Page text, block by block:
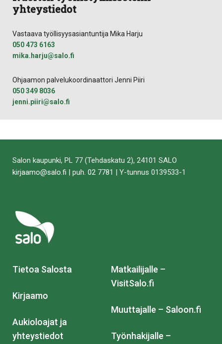
yhteystiedot
Vastaava työllisyysasiantuntija Mika Harju
050 473 6163
mika.harju@salo.fi
Ohjaamon palvelukoordinaattori Jenni Piiri
050 349 8036
jenni.piiri@salo.fi
Salon kaupunki, PL 77 (Tehdaskatu 2), 24101 SALO
kirjaamo@salo.fi | puh. 02 7781 | Y-tunnus 0139533-1
Tietoa Salosta
Kirjaamo
Aukioloajat ja
yhteystiedot
Matkailijalle –
VisitSalo.fi
Muuttajalle – Saloon.fi
Työnhakijalle –